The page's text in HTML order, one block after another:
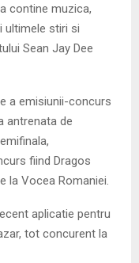
contine muzica,
ultimele stiri si
Sean Jay Dee
a emisiunii-concurs
antrenata de
fiind Dragos
la Vocea Romaniei.
aplicatie pentru
tot concurent la